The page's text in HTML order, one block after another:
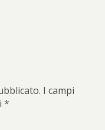
I campi
*